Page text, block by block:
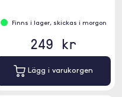
Finns i lager, skickas i morgon
249 kr
Lägg i varukorgen